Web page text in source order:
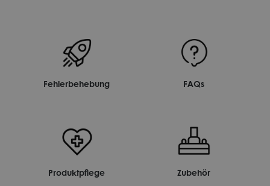
Fehlerbehebung FAQs
Produktpflege Zubehör